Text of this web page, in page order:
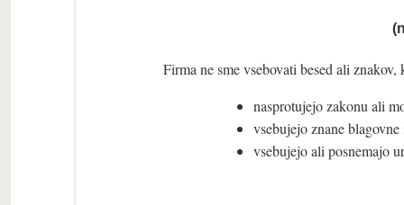
Firma ne sme vsebovati besed ali znakov,
nasprotujejo zakonu ali
vsebujejo znane
vsebujejo ali posnemajo